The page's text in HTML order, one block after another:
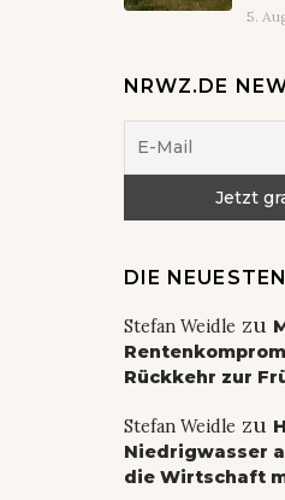
5.
NRWZ.DE
DIE
Stefan Weidle zu
Rückkehr zur
Stefan Weidle zu
Niedrigwasser
die Wirtschaft